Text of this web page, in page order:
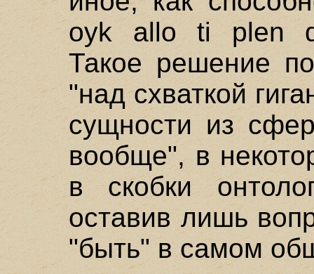
oyk allo ti plen
Такое решение
"над схваткой
сущности из
вообще", в
в скобки
оставив лишь
"быть" в самом